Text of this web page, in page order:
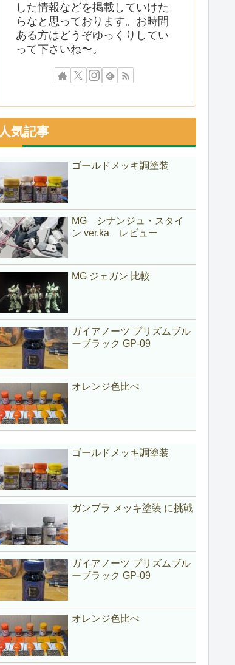
した情報などを掲載していけた
らなと思っております。お時間
ある方はどうぞゆっくりしてい
って下さいね〜。
人気記事
ゴールドメッキ調塗装
MG シナンジュ・スタイ
ン ver.ka レビュー
MG ジェガン 比較
ガイアノーツ プリズムブル
ーブラック GP-09
オレンジ色比べ
ゴールドメッキ調塗装
ガンプラ メッキ塗装 に挑戦
ガイアノーツ プリズムブル
ーブラック GP-09
オレンジ色比べ